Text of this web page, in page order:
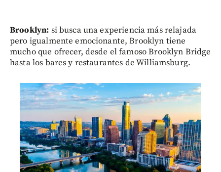
Brooklyn: si busca una experiencia más relajada
pero igualmente emocionante, Brooklyn tiene
mucho que ofrecer, desde el famoso Brooklyn Bridge
hasta los bares y restaurantes de Williamsburg.